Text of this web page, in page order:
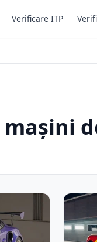
Verificare ITP